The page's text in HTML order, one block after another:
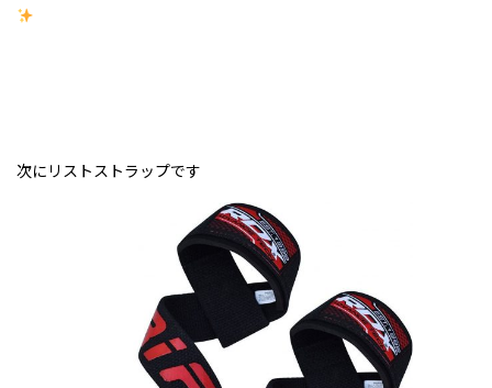
次にリストストラップです